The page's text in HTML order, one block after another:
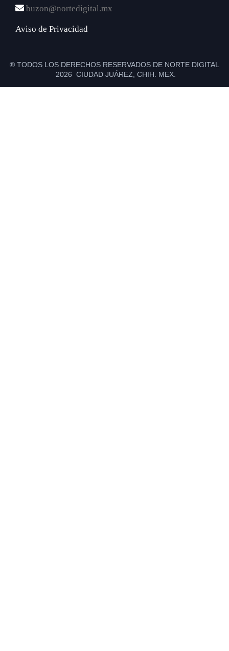
buzon@nortedigital.mx
Aviso de Privacidad
® TODOS LOS DERECHOS RESERVADOS DE NORTE DIGITAL
2026 CIUDAD JUÁREZ, CHIH. MEX.